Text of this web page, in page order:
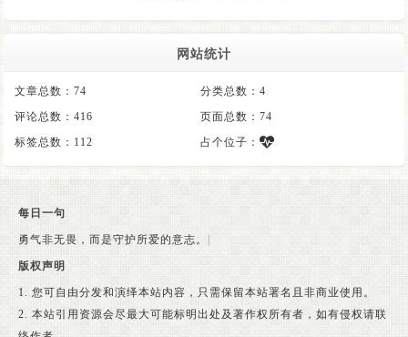
网站统计
文章总数：74
分类总数：4
评论总数：416
页面总数：74
标签总数：112
占个位子：
每日一句
勇气非无畏，而是守护所爱的意志。
版权声明
1. 您可自由分发和演绎本站内容，只需保留本站署名且非商业使用。
2. 本站引用资源会尽最大可能标明出处及著作权所有者，如有侵权请联